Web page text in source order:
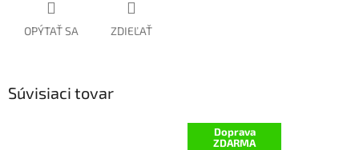
OPÝTAŤ SA ZDIEĽAŤ
Súvisiaci tovar
Doprava
ZDARMA